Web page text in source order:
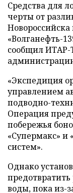
Средства для
черты от
«Волганефть-
сообщил ИТАР-
«Экспедиция
управлением
подводно-
Операция
побережья
«Супермакс» и
систем».
Однако
предотвратить
воды, пока из-